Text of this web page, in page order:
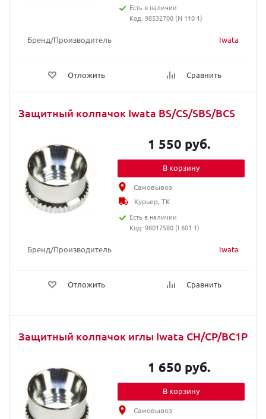
Бренд/Производитель Iwata
Отложить Сравнить
Есть в наличии
Код: 98532700 (N 110 1)
Защитный колпачок Iwata BS/CS/SBS/BCS
Бренд/Производитель Iwata
Отложить Сравнить
1 550 руб.
В корзину
Самовывоз
Курьер, ТК
Есть в наличии
Код: 98017580 (I 601 1)
Защитный колпачок иглы Iwata CH/CP/BC1P
1 650 руб.
В корзину
Самовывоз